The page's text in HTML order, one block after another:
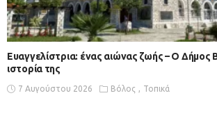
Ευαγγελίστρια: ένας αιώνας ζωής – Ο Δήμος
ιστορία της
7 Αυγούστου 2026 Βόλος Τοπικά